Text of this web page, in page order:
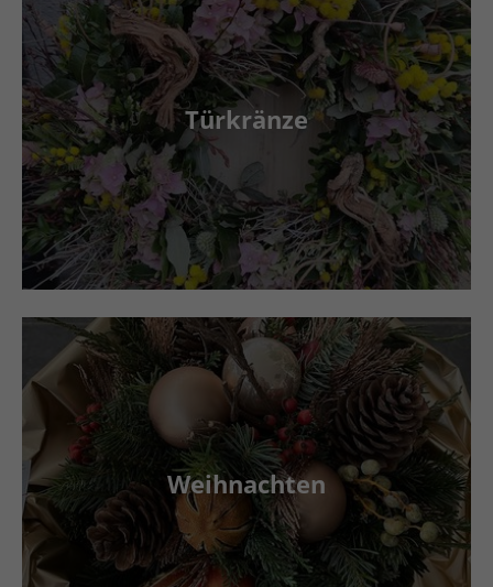
Türkränze
Weihnachten